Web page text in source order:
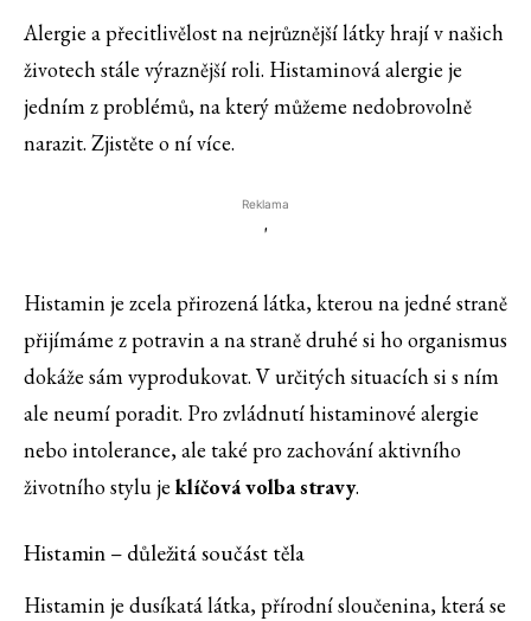
Alergie a přecitlivělost na nejrůznější látky hrají v našich
životech stále výraznější roli. Histaminová alergie je
jedním z problémů, na který můžeme nedobrovolně
narazit. Zjistěte o ní více.
Reklama
'
Histamin je zcela přirozená látka, kterou na jedné straně
přijímáme z potravin a na straně druhé si ho organismus
dokáže sám vyprodukovat. V určitých situacích si s ním
ale neumí poradit. Pro zvládnutí histaminové alergie
nebo intolerance, ale také pro zachování aktivního
životního stylu je klíčová volba stravy.
Histamin – důležitá součást těla
Histamin je dusíkatá látka, přírodní sloučenina, která se